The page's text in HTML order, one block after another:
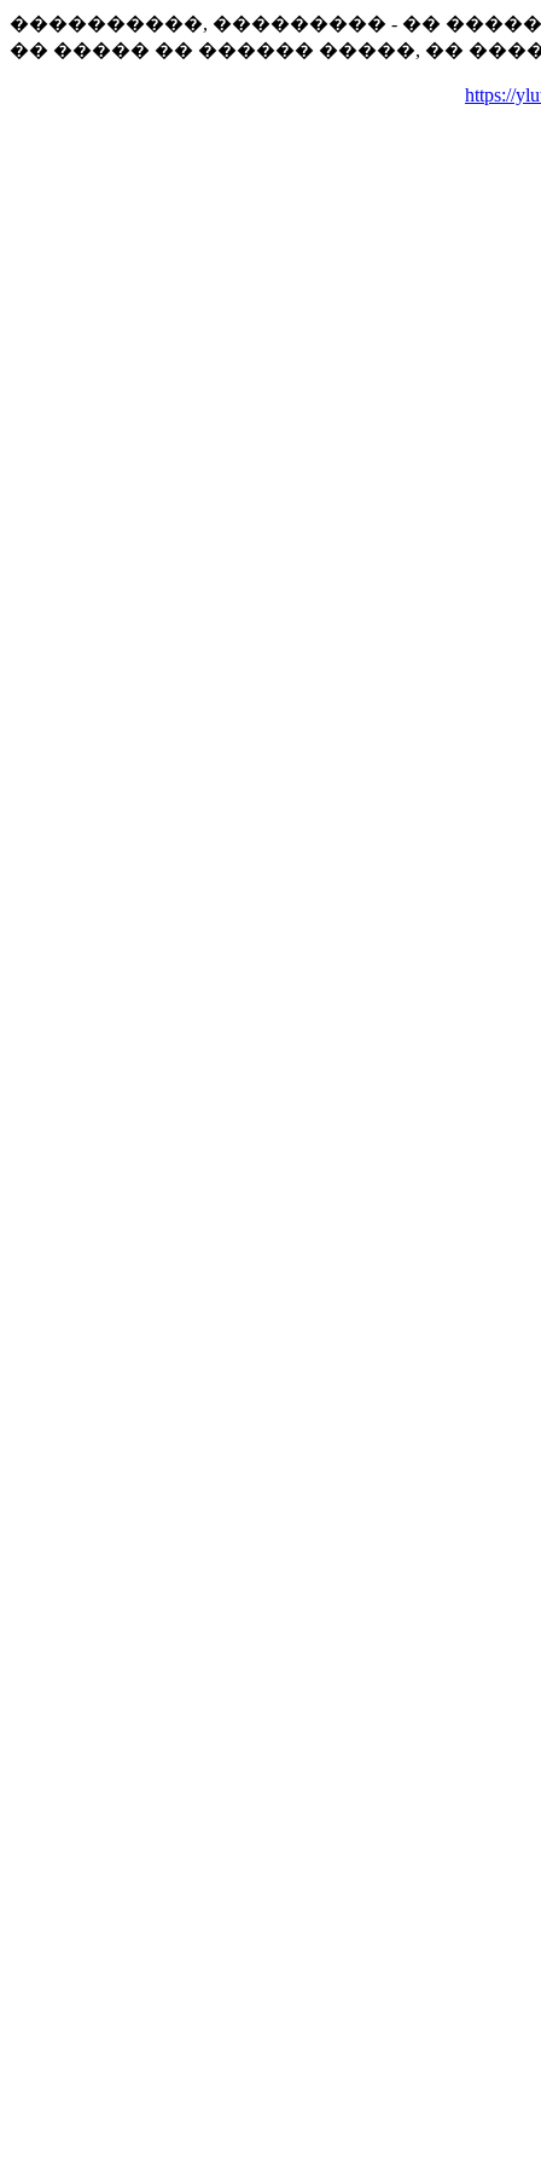
����������, ��������� - ��
�� ����� �� ������ �����, ��
https://